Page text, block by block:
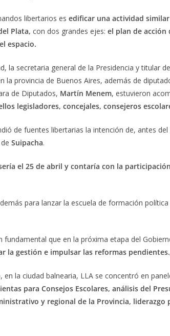
libertarios es edificar una actividad
Plata, con dos grandes ejes: el plan de
espacio.
la secretaria general de la Presidencia y titular
la provincia de Buenos Aires, además de
de Diputados, Martín Menem, estuvieron
legisladores, concejales, consejeros
de fuentes libertarias la intención de, antes
Suipacha.
el 25 de abril y contaría con la
para lanzar la escuela de formación
fundamental que en la próxima etapa del
la gestión e impulsar las reformas pendientes.
en la ciudad balnearia, LLA se concentró en
para Consejos Escolares, análisis del
y regional de la Provincia,